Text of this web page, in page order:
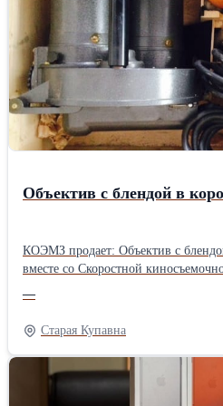
Объектив с блендой в
КОЭМЗ продает: Объектив с
вместе со Скоростной
крышкой. Объектив с блендой в
Приспособление для наводки.
ЗИП. Подробности по телефону или
—
Старая Купавна